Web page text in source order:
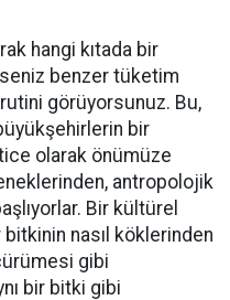
hangi kıtada bir
benzer tüketim
rutini görüyorsunuz. Bu,
bir
olarak önümüze
antropolojik
Bir kültürel
bitkinin nasıl köklerinden
gibi
bir bitki gibi